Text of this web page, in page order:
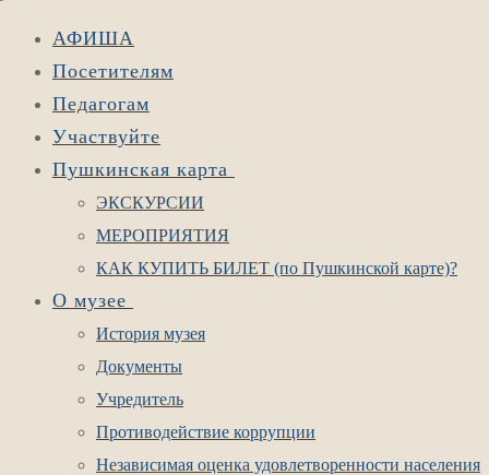
АФИША
Посетителям
Педагогам
Участвуйте
Пушкинская карта
ЭКСКУРСИИ
МЕРОПРИЯТИЯ
КАК КУПИТЬ БИЛЕТ (по Пушкинской карте)?
О музее
История музея
Документы
Учредитель
Противодействие коррупции
Независимая оценка удовлетворенности населения